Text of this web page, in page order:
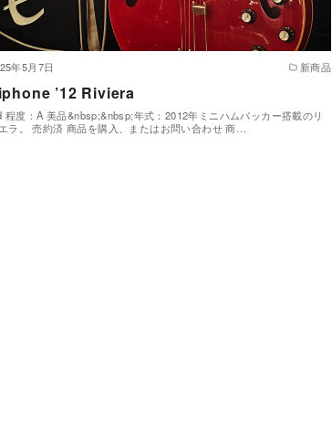
年5月7日 新商品
’12 Riviera
程度：A 美品&nbsp;&nbsp;年式：2012年ミニハムバッカー搭載のリ
ラ。 売約済 商品を購入、またはお問い合わせ 商…